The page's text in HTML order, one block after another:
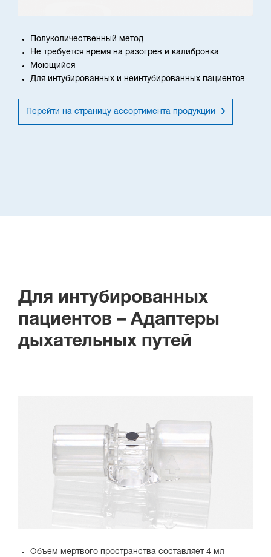
Полуколичественный метод
Не требуется время на разогрев и калибровка
Моющийся
Для интубированных и неинтубированных пациентов
Перейти на страницу ассортимента продукции
Для интубированных
пациентов – Адаптеры
дыхательных путей
Объем мертвого пространства составляет 4 мл